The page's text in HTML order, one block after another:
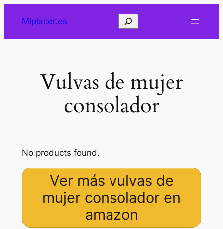
Miplacer.es Buscar
Vulvas de mujer
consolador
No products found.
Ver más vulvas de
mujer consolador en
amazon